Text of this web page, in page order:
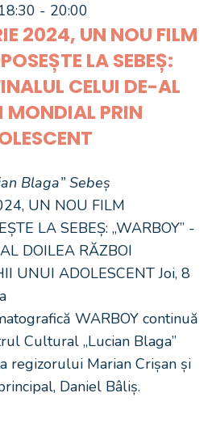
- 20:00
2024, UN NOU FILM
LA SEBEȘ:
CELUI DE-AL
MONDIAL PRIN
Blaga” Sebeș
UN NOU FILM
LA SEBEȘ: „WARBOY” -
DOILEA RĂZBOI
UNUI ADOLESCENT Joi, 8
WARBOY continuă
Cultural „Lucian Blaga”
regizorului Marian Crișan și
Daniel Bâliș.